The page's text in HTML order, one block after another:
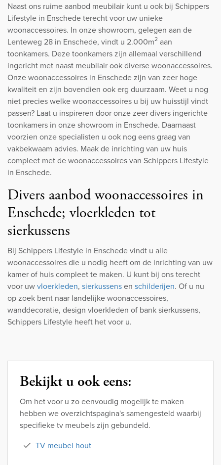
Naast ons ruime aanbod meubilair kunt u ook bij Schippers
Lifestyle in Enschede terecht voor uw unieke
woonaccessoires. In onze showroom, gelegen aan de
Lenteweg 28 in Enschede, vindt u 2.000m2 aan
toonkamers. Deze toonkamers zijn allemaal verschillend
ingericht met naast meubilair ook diverse woonaccessoires.
Onze woonaccessoires in Enschede zijn van zeer hoge
kwaliteit en zijn bovendien ook erg duurzaam. Weet u nog
niet precies welke woonaccessoires u bij uw huisstijl vindt
passen? Laat u inspireren door onze zeer divers ingerichte
toonkamers in onze showroom in Enschede. Daarnaast
voorzien onze specialisten u ook nog eens graag van
vakbekwaam advies. Maak de inrichting van uw huis
compleet met de woonaccessoires van Schippers Lifestyle
in Enschede.
Divers aanbod woonaccessoires in
Enschede; vloerkleden tot
sierkussens
Bij Schippers Lifestyle in Enschede vindt u alle
woonaccessoires die u nodig heeft om de inrichting van uw
kamer of huis compleet te maken. U kunt bij ons terecht
voor uwvloerkleden, sierkussensen schilderijen. Of u nu
op zoek bent naar landelijke woonaccessoires,
wanddecoratie, design vloerkleden of bank sierkussens,
Schippers Lifestyle heeft het voor u.
Bekijkt u ook eens:
Om het voor u zo eenvoudig mogelijk te maken
hebben we overzichtspagina's samengesteld waarbij
specifieke tv meubels zijn gebundeld.
TV meubel hout